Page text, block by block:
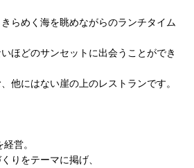
らめく海を眺めながらのランチタイム
ほどのサンセットに出会うことができ
他にはない崖の上のレストランです。
営。
りをテーマに掲げ、